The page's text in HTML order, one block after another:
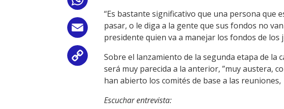
Email
Copy
Link
“Es bastante significativo que una persona que
pasar, o le diga a la gente que sus fondos no
presidente quien va a manejar los fondos de los
Sobre el lanzamiento de la segunda etapa de la
será muy parecida a la anterior, ”muy austera,
han abierto los comités de base a las
Escuchar entrevista: